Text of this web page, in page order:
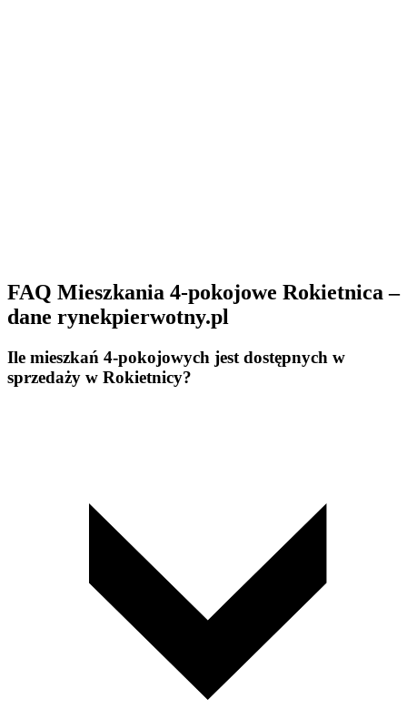
FAQ Mieszkania 4-pokojowe Rokietnica –
dane rynekpierwotny.pl
Ile mieszkań 4-pokojowych jest dostępnych w
sprzedaży w Rokietnicy?